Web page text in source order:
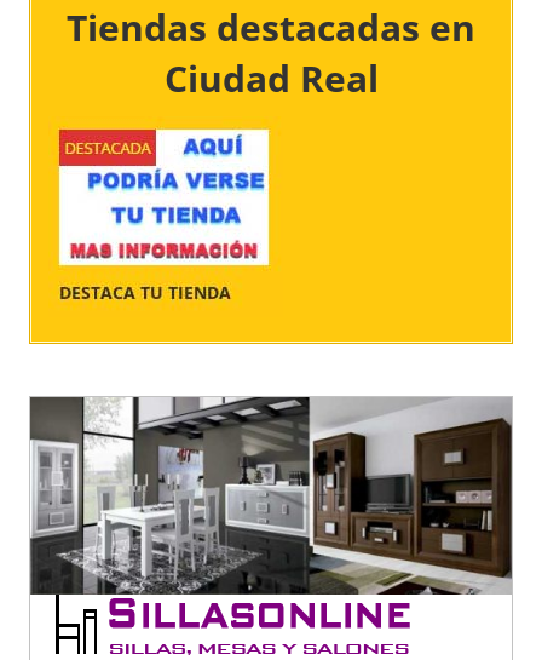
Tiendas destacadas en
Ciudad Real​​​​​​​